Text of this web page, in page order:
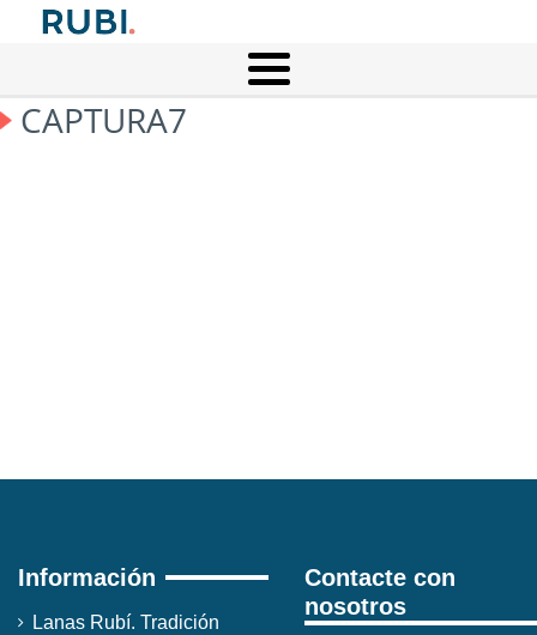
CAPTURA7
Información
Lanas Rubí. Tradición
Contacte con
nosotros